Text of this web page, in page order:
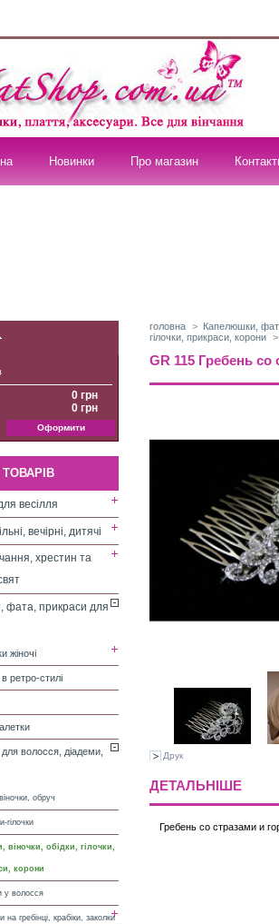
Новинки Про магазин
0 грн
0 грн
Оформити
ТОВАРІВ
весілля
вечірні, дитячі
хрестин та
фата, прикраси для
жіночі
ретро-стилі
волосся, діадеми,
обруч
гілочки
віночки, обідки, гілочки,
корони
у волосся
на гребінці, крабіки, заколки
головна > Капелюшки,
гілочки, прикраси, корони >
GR 115 Гребень со
Друк
ДЕТАЛЬНІШЕ
Гребень со стразами и